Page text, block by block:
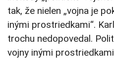
tak, že nielen „vojna je
inými prostriedkami“.
trochu nedopovedal.
vojny inými